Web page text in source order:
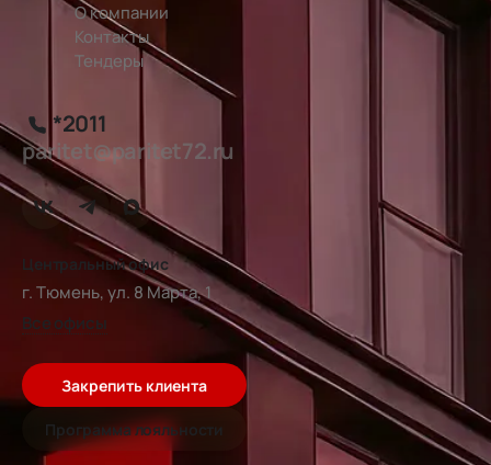
О компании
Контакты
Тендеры
*2011
paritet@paritet72.ru
Центральный офис
г. Тюмень, ул. 8 Марта, 1
Все офисы
Закрепить клиента
Программа лояльности